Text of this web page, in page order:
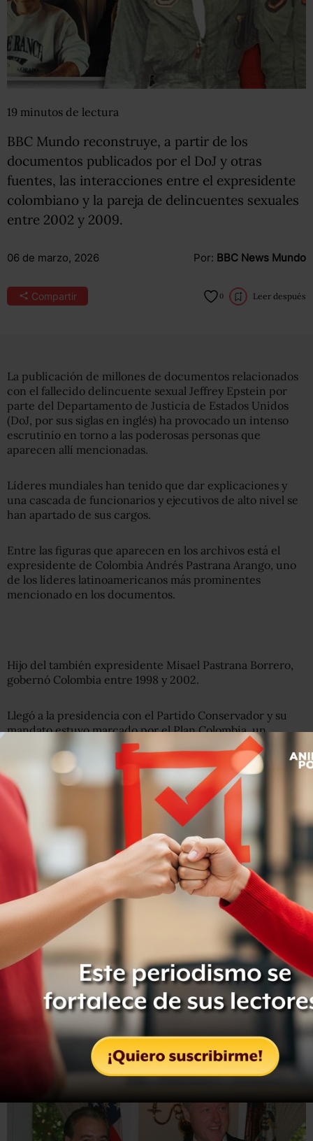
19 minutos de lectura
BBC Mundo reconstruye, a partir de los
documentos publicados por el DoJ y otras
fuentes, las interacciones entre el expresidente
colombiano y la pareja de delincuentes sexuales
entre 2002 y 2009.
06 de marzo, 2026 Por: BBC News Mundo
Compartir 0 Leer después
La publicación de millones de documentos relacionados
con el fallecido delincuente sexual Jeffrey Epstein por
parte del Departamento de Justicia de Estados Unidos
(DoJ, por sus siglas en inglés) ha provocado un intenso
escrutinio en torno a las poderosas personas que
aparecen allí mencionadas.
Líderes mundiales han tenido que dar explicaciones y
una cascada de funcionarios y ejecutivos de alto nivel se
han apartado de sus cargos.
Entre las figuras que aparecen en los archivos está el
expresidente de Colombia Andrés Pastrana Arango, uno
de los líderes latinoamericanos más prominentes
mencionado en los documentos.
Hijo del también expresidente Misael Pastrana Borrero,
gobernó Colombia entre 1998 y 2002.
Llegó a la presidencia con el Partido Conservador y su
mandato estuvo marcado por el Plan Colombia, un
millonario acuerdo bilateral con Estados Unidos para
impulsar la lucha contra el narcotráfico, y por sus
fracasados diálogos de paz con la guerrilla de las FARC.
Los archivos dan cuenta de que, al menos entre 2002 y
2009, el expresidente mantuvo un vínculo con Jeffrey
Epstein y, especialmente, con la entonces pareja y
cómplice del financiero, Ghislaine Maxwell.
Durante ese tiempo, Pastrana terminó su periodo
presidencial y fue embajador de Colombia en EE.UU.
(entre 2005 y 2006).
A sus 71 años, el expresidente sigue participando en los
debates del país, es un fuerte opositor del actual
gobierno de Gustavo Petro y ahora su nombre ha vuelto a
estar en el foco por las múltiples veces que aparece en los
archivos de Epstein.